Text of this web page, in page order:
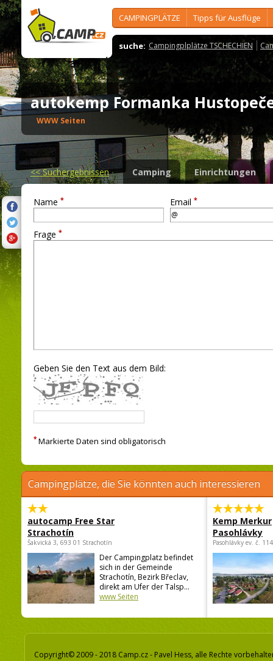
CAMPINGPLÄTZE Tipps für Ausflüge
suche: Campingplplätze TSCHECHIEN
autokemp Formanka
WWW Seiten
<<Suchergebnissen Camping Einrichtungen
Name * Email *
Frage *
Geben Sie den Text aus dem Bild:
* Markierte Daten sind obligatorisch
Campingplätze, die Sie könnten auch interessieren
autocamp Free Star
Strachotín
Šakvická 3, 693 01 Strachotín
Der Campingplatz befindet
sich in der Gemeinde
Strachotín, Bezirk Břeclav,
direkt am Ufer der Talsp...
www Seiten
Kemp Merkur
Pasohlávky
Pasohlávky ev. č.
Copyright© 2009 - 2018 Camp.cz - Pavel Hess, alle Rechte